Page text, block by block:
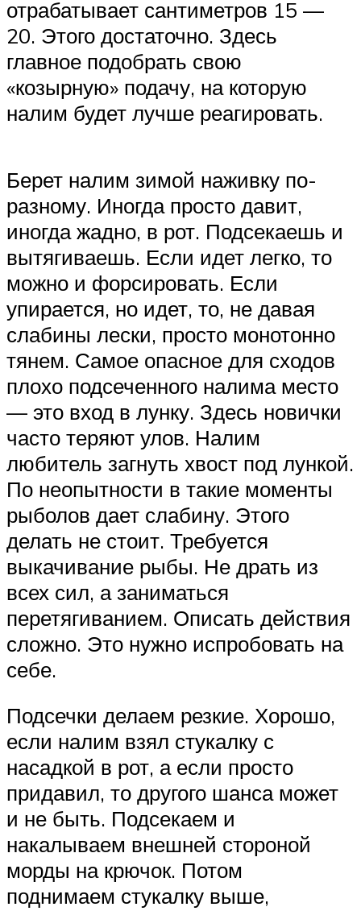
отрабатывает сантиметров 15 —
20. Этого достаточно. Здесь
главное подобрать свою
«козырную» подачу, на которую
налим будет лучше реагировать.
Берет налим зимой наживку по-
разному. Иногда просто давит,
иногда жадно, в рот. Подсекаешь и
вытягиваешь. Если идет легко, то
можно и форсировать. Если
упирается, но идет, то, не давая
слабины лески, просто монотонно
тянем. Самое опасное для сходов
плохо подсеченного налима место
— это вход в лунку. Здесь новички
часто теряют улов. Налим
любитель загнуть хвост под лункой.
По неопытности в такие моменты
рыболов дает слабину. Этого
делать не стоит. Требуется
выкачивание рыбы. Не драть из
всех сил, а заниматься
перетягиванием. Описать действия
сложно. Это нужно испробовать на
себе.
Подсечки делаем резкие. Хорошо,
если налим взял стукалку с
насадкой в рот, а если просто
придавил, то другого шанса может
и не быть. Подсекаем и
накалываем внешней стороной
морды на крючок. Потом
поднимаем стукалку выше,